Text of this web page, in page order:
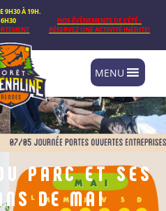
9H30 À 19H.
NOS ÉVÈNEMENTS DE L’ÉTÉ :
RÉSERVEZ UNE ACTIVITÉ INÉDITE!
MENU
PARC ET SES
DE MAI